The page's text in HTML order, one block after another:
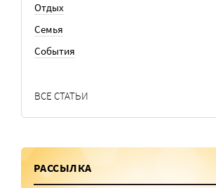
Отдых
Семья
События
ВСЕ СТАТЬИ
РАССЫЛКА